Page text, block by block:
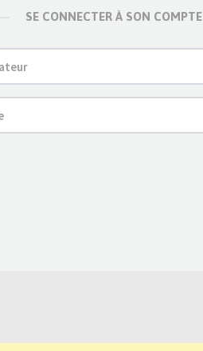
SE CONNECTER À SON COMPTE